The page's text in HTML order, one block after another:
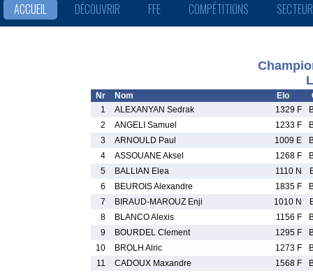
ACCUEIL DÉCOUVRIR FFE COMPÉTITIONS
Nr Nom Elo
1
ALEXANYAN Sedrak 1329 F
2
ANGELI Samuel 1233 F
3
ARNOULD Paul 1009 E
4
ASSOUANE Aksel 1268 F
5
BALLIAN Elea 1110 N
6
BEUROIS Alexandre 1835 F
7
BIRAUD-MAROUZ Enji 1010 N
8
BLANCO Alexis 1156 F
9
BOURDEL Clement 1295 F
10
BROLH Alric 1273 F
11
CADOUX Maxandre 1568 F